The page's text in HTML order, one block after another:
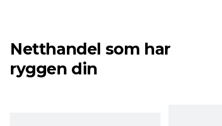
Netthandel som har
ryggen din